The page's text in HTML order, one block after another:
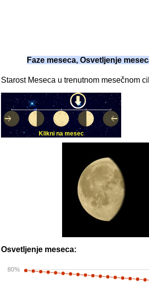
Faze meseca, Osvetljenje
Starost Meseca u trenutnom mesečnom
Klikni na mesec
Osvetljenje meseca:
80%